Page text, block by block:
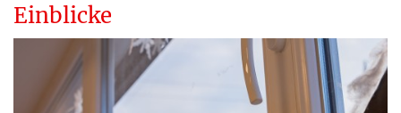
Einblicke